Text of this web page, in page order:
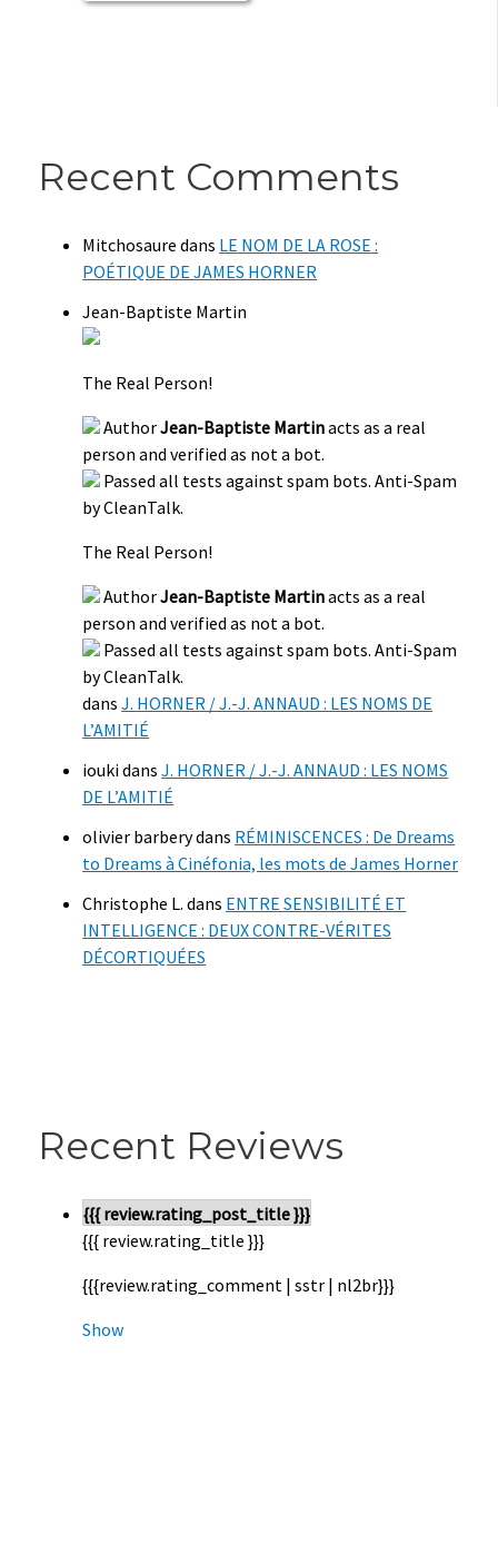
Recent Comments
Mitchosaure dans LE NOM DE LA ROSE :
POÉTIQUE DE JAMES HORNER
Jean-Baptiste Martin
The Real Person!
AuthorJean-Baptiste Martinacts as a real
person and verified as not a bot.
Passed all tests against spam bots. Anti-Spam
by CleanTalk.
The Real Person!
AuthorJean-Baptiste Martinacts as a real
person and verified as not a bot.
Passed all tests against spam bots. Anti-Spam
by CleanTalk.
dansJ. HORNER / J.-J. ANNAUD : LES NOMS DE
L’AMITIÉ
ioukidansJ. HORNER / J.-J. ANNAUD : LES NOMS
DE L’AMITIÉ
olivier barberydans RÉMINISCENCES : De Dreams
to Dreams à Cinéfonia, les mots de James Horner
Christophe L. dans ENTRE SENSIBILITÉ ET
INTELLIGENCE : DEUX CONTRE-VÉRITES
DÉCORTIQUÉES
Recent Reviews
{{{ review.rating_post_title }}}
{{{ review.rating_title }}}
{{{review.rating_comment | sstr | nl2br}}}
Show